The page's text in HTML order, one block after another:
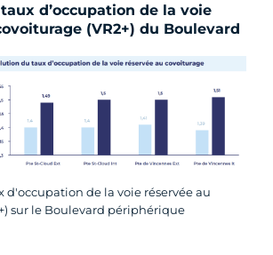
d’occupation de la voie
(VR2+) du Boulevard
d'occupation de la voie réservée au
sur le Boulevard périphérique